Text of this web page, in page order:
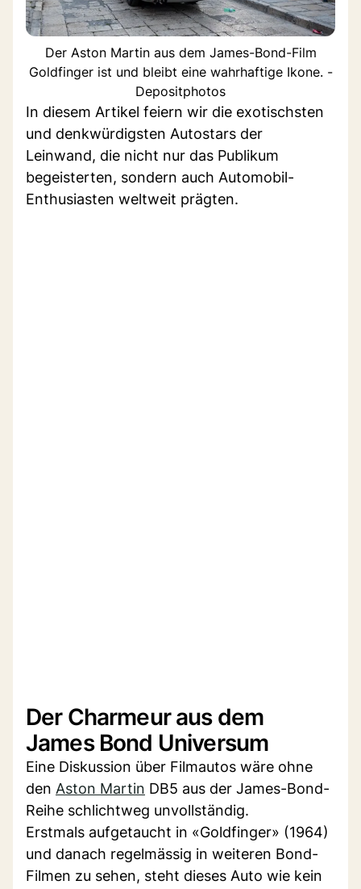
Der Aston Martin aus dem James-Bond-Film
Goldfinger ist und bleibt eine wahrhaftige Ikone. -
Depositphotos
In diesem Artikel feiern wir die exotischsten
und denkwürdigsten Autostars der
Leinwand, die nicht nur das Publikum
begeisterten, sondern auch Automobil-
Enthusiasten weltweit prägten.
Der Charmeur aus dem
James Bond Universum
Eine Diskussion über Filmautos wäre ohne
den Aston Martin DB5 aus der James-Bond-
Reihe schlichtweg unvollständig.
Erstmals aufgetaucht in «Goldfinger» (1964)
und danach regelmässig in weiteren Bond-
Filmen zu sehen, steht dieses Auto wie kein